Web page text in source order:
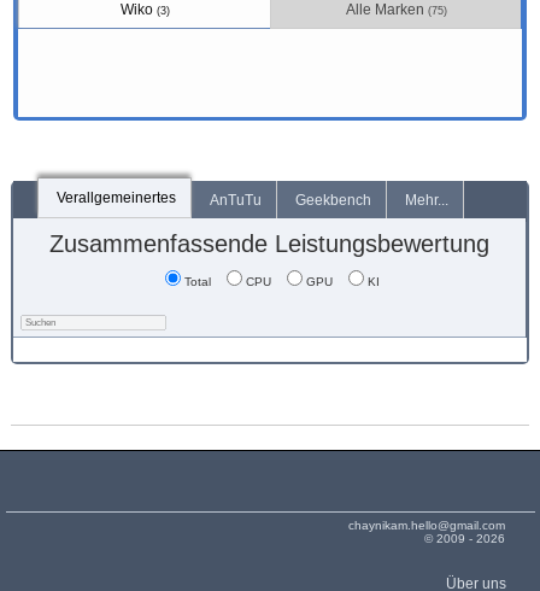
Wiko (3) Alle Marken (75)
Verallgemeinertes AnTuTu Geekbench Mehr...
Zusammenfassende Leistungsbewertung
Total CPU GPU KI
chaynikam.hello@gmail.com
© 2009 - 2026
Über uns